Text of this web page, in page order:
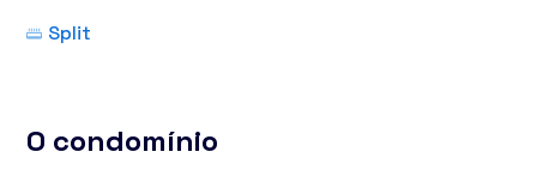
Split
O condomínio